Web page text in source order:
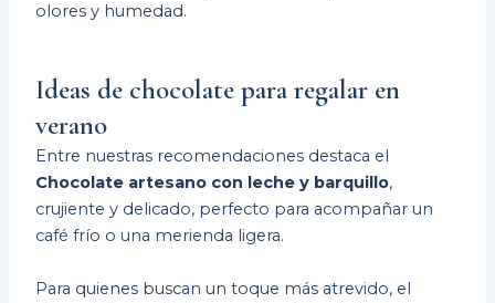
olores y humedad.
Ideas de chocolate para regalar en
verano
Entre nuestras recomendaciones destaca el
Chocolate artesano con leche y barquillo,
crujiente y delicado, perfecto para acompañar un
café frío o una merienda ligera.
Para quienes buscan un toque más atrevido, el